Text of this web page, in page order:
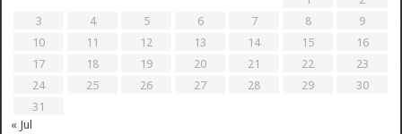
3
4 5 6 7 8
9
10
11 12 13 14 15
16
17
18 19 20 21 22
23
24
25 26 27 28 29
30
31
« Jul